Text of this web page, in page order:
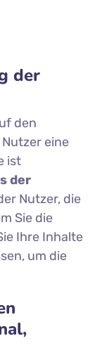
der
den
eine
ist
der
Nutzer, die
Sie die
Ihre Inhalte
um die